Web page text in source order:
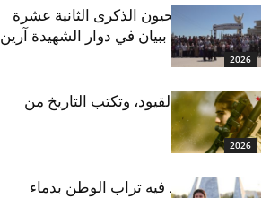
2026
أهالي كوباني يحيون الذكرى الثانية عشرة
لمجزرة شنكال ببيان في دوار الشهيدة آرين
ميركان
2026
“المرأة تكسر القيود، وتكتب التاريخ من
جديد.”
في زمنٍ اختلط فيه تراب الوطن بدماء